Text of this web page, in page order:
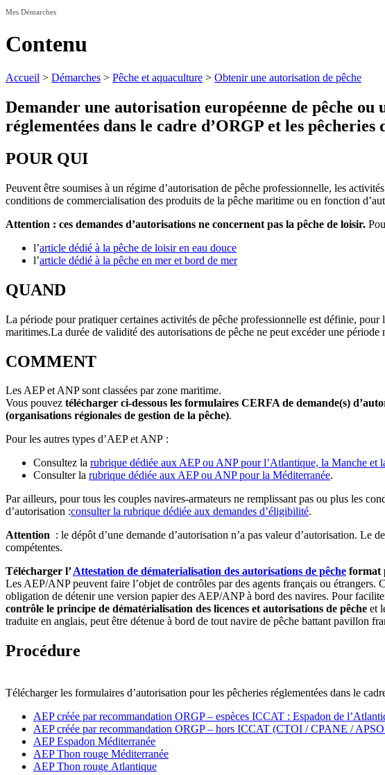
Mes Démarches
Contenu
Accueil > Démarches > Pêche et aquaculture > Obtenir une autorisation de pêche
Demander une autorisation européenne de pêche
réglementées dans le cadre d’ORGP et les
POUR QUI
Peuvent être soumises à un régime d’autorisation de pêche professionnelle, les
conditions de commercialisation des produits de la pêche maritime ou en fonction
Attention : ces demandes d’autorisations ne concernent pas la pêche de loisir.
l’article dédié à la pêche de loisir en eau douce
l’article dédié à la pêche en mer et bord de mer
QUAND
La période pour pratiquer certaines activités de pêche professionnelle est définie, pour
maritimes.La durée de validité des autorisations de pêche ne peut excéder une
COMMENT
Les AEP et ANP sont classées par zone maritime.
Vous pouvez télécharger ci-dessous les formulaires CERFA de demande(s)
(organisations régionales de gestion de la pêche).
Pour les autres types d’AEP et ANP :
Consultez la rubrique dédiée aux AEP ou ANP pour l’Atlantique, la Manche et
Consulter la rubrique dédiée aux AEP ou ANP pour la Méditerranée.
Par ailleurs, pour tous les couples navires-armateurs ne remplissant pas ou plus les
d’autorisation :consulter la rubrique dédiée aux demandes d’éligibilité.
Attention : le dépôt d’une demande d’autorisation n’a pas valeur d’autorisation. Le
compétentes.
Télécharger l’Attestation de dématerialisation des autorisations de pêche format
Les AEP/ANP peuvent faire l’objet de contrôles par des agents français ou étrangers.
obligation de détenir une version papier des AEP/ANP à bord des navires. Pour
contrôle le principe de dématérialisation des licences et autorisations de pêche et
traduite en anglais, peut être détenue à bord de tout navire de pêche battant pavillon
Procédure
Télécharger les formulaires d’autorisation pour les pêcheries réglementées dans le
AEP créée par recommandation ORGP – espèces ICCAT : Espadon de
AEP créée par recommandation ORGP – hors ICCAT (CTOI / CPANE /
AEP Espadon Méditerranée
AEP Thon rouge Méditerranée
AEP Thon rouge Atlantique